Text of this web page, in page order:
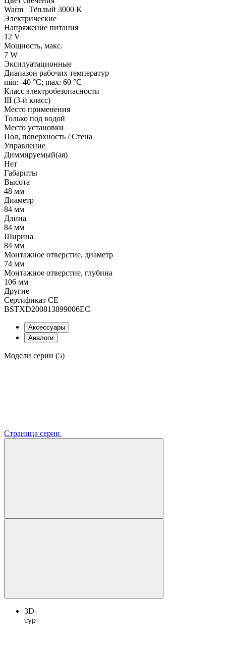
Warm | Тёплый 3000 K
Электрические
Напряжение питания
12 V
Мощность, макс.
7 W
Эксплуатационные
Диапазон рабочих температур
min: -40 °C; max: 60 °C
Класс электробезопасности
III (3-й класс)
Место применения
Только под водой
Место установки
Пол, поверхность / Стена
Управление
Диммируемый(ая)
Нет
Габариты
Высота
48 мм
Диаметр
84 мм
Длина
84 мм
Ширина
84 мм
Монтажное отверстие, диаметр
74 мм
Монтажное отверстие, глубина
106 мм
Другие
Сертификат CE
BSTXD200813899006EC
Аксессуары
Аналоги
Модели серии (5)
Страница серии
3D-
тур